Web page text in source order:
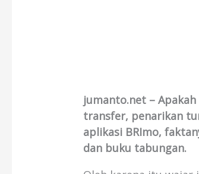
jumanto.net –
transfer, penarikan
aplikasi BRImo,
dan buku tabungan.